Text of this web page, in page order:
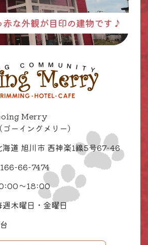
赤な外観が目印の建物です♪
Merry
（ゴーイングメリー）
海道 旭川市 西神楽1線5号67-46
66-7474
～18:00
週木曜日・金曜日